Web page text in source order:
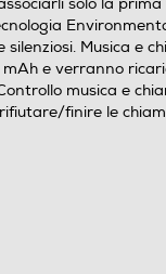
Musica e
e verranno
musica e
finire le